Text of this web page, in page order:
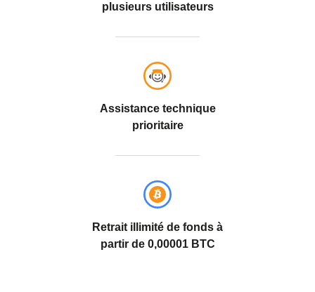
plusieurs utilisateurs
Assistance technique
prioritaire
Retrait illimité de fonds à
partir de 0,00001 BTC